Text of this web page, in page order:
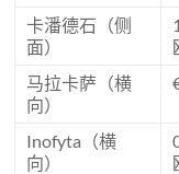
卡潘德石（侧
面）
马拉卡萨（横
向）
Inofyta（横
向）